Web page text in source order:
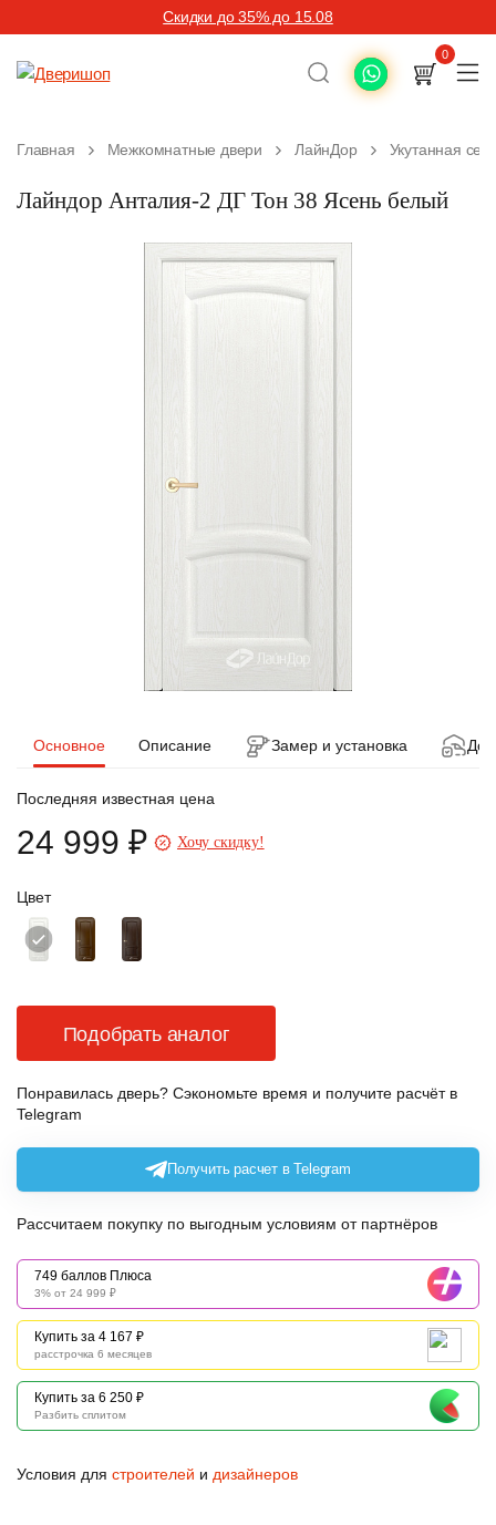
Скидки до 35% до 15.08
0
Главная Межкомнатные двери ЛайнДор Укутанная
Лайндор Анталия-2 ДГ Тон 38 Ясень белый
Основное Описание Замер и установка
Цвет
Последняя известная цена
24 999 ₽ Хочу скидку!
Подобрать аналог
Понравилась дверь? Сэкономьте время и получите расчёт в
Telegram
Получить расчет в Telegram
Рассчитаем покупку по выгодным условиям от партнёров
749 баллов Плюса
3% от 24 999 ₽
Купить за 4 167 ₽
расстрочка 6 месяцев
Купить за 6 250 ₽
Разбить сплитом
Условия для строителей и дизайнеров